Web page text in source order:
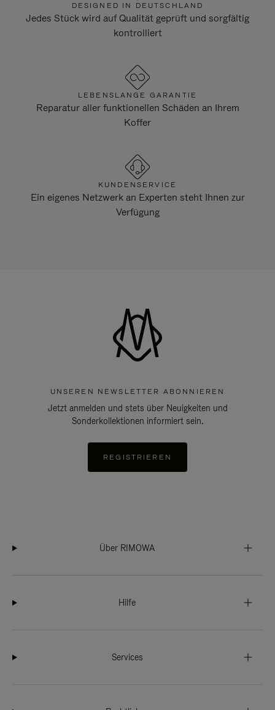
DESIGNED IN DEUTSCHLAND
Jedes Stück wird auf Qualität geprüft und sorgfältig
kontrolliert
LEBENSLANGE GARANTIE
Reparatur aller funktionellen Schäden an Ihrem
Koffer
KUNDENSERVICE
Ein eigenes Netzwerk an Experten steht Ihnen zur
Verfügung
UNSEREN NEWSLETTER ABONNIEREN
Jetzt anmelden und stets über Neuigkeiten und
Sonderkollektionen informiert sein.
REGISTRIEREN
Über RIMOWA
Hilfe
Services